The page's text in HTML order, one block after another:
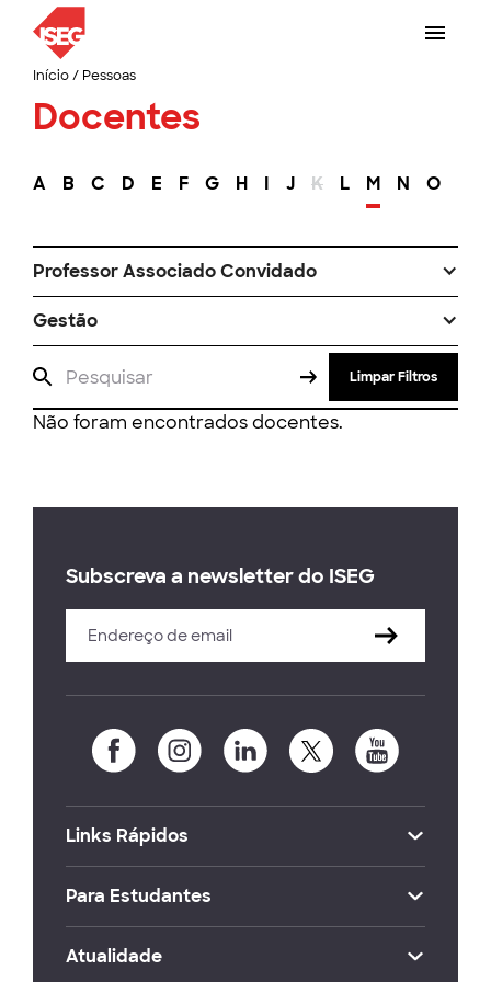
Início/ Pessoas
Docentes
A B C D E F G H I J K L M N O
Professor Associado Convidado
Gestão
Limpar Filtros
Não foram encontrados docentes.
Subscreva a newsletter do ISEG
Links Rápidos
Para Estudantes
Atualidade